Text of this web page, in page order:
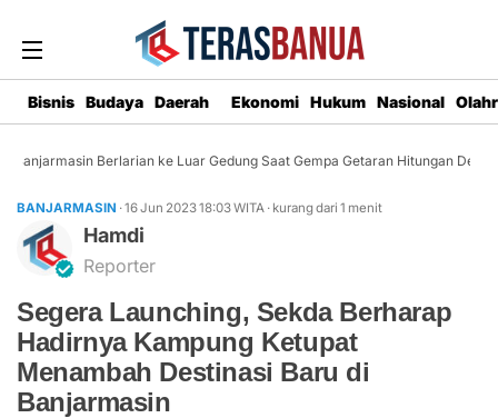
Bisnis Budaya Daerah Ekonomi Hukum Nasional
Banjarmasin Berlarian ke Luar Gedung Saat Gempa Getaran Hitungan Detik
BANJARMASIN · 16 Jun 202318:03WITA · kurang dari 1 menit
Hamdi
Reporter
Segera Launching, Sekda Berharap
Hadirnya Kampung Ketupat
Menambah Destinasi Baru di
Banjarmasin